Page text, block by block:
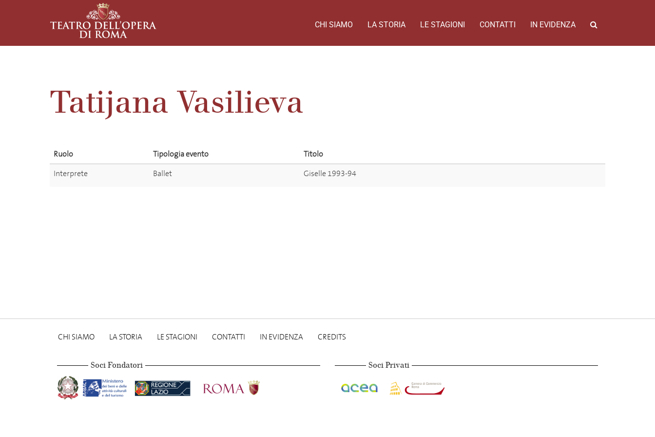
CHI SIAMO LA STORIA LE STAGIONI CONTATTI IN EVIDENZA
Tatijana Vasilieva
Ruolo Tipologia evento
Titolo
Interprete
Ballet Giselle 1993-94
CHI SIAMO LA STORIA LE STAGIONI CONTATTI IN EVIDENZA CREDITS
Soci Fondatori Soci Privati